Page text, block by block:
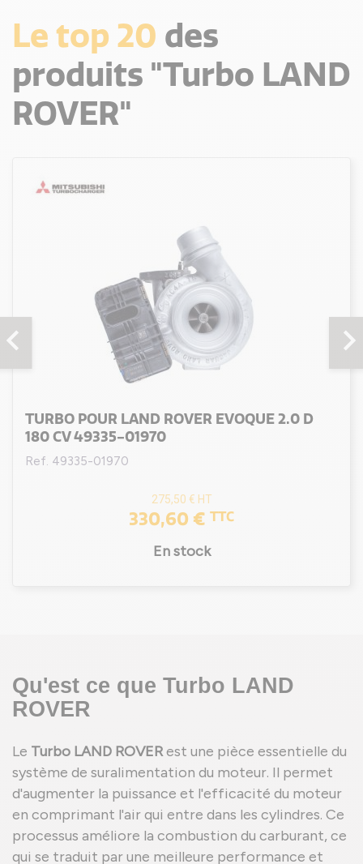
Le top 20 des
produits "Turbo LAND
ROVER"
TURBO POUR LAND ROVER EVOQUE 2.0 D
180 CV 49335-01970
Ref. 49335-01970
275,50 € HT
330,60 € TTC
En stock
Qu'est ce que Turbo LAND
ROVER
Le Turbo LAND ROVERest une pièce essentielle du
système de suralimentation du moteur. Il permet
d'augmenter la puissance et l'efficacité du moteur
en comprimant l'air qui entre dans les cylindres. Ce
processus améliore la combustion du carburant, ce
qui se traduit par une meilleure performance et